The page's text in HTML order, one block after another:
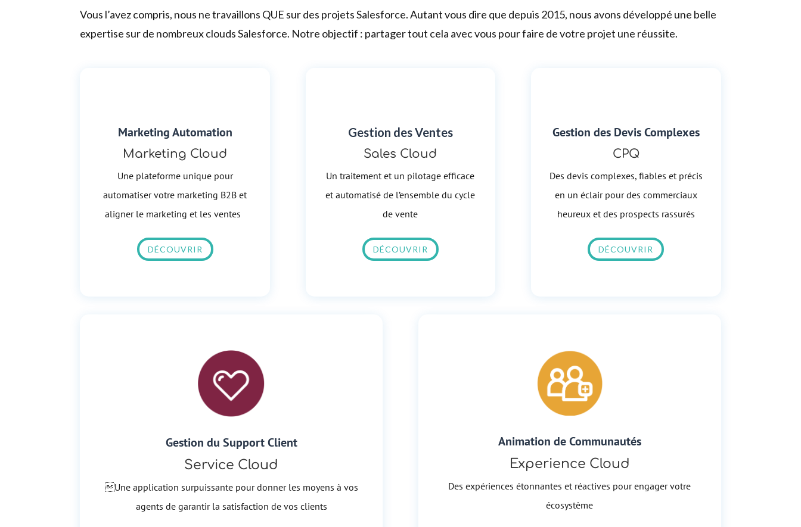
Vous l’avez compris, nous ne travaillons QUE sur des projets Salesforce. Autant vous dire que depuis 2015, nous avons développé une belle
expertise sur de nombreux clouds Salesforce. Notre objectif : partager tout cela avec vous pour faire de votre projet une réussite.
Marketing Automation
Marketing Cloud
Une plateforme unique pour
automatiser votre marketing B2B et
aligner le marketing et les ventes
DÉCOUVRIR
Gestion des Ventes
Sales Cloud
Un traitement et un pilotage efficace
et automatisé de l’ensemble du cycle
de vente
DÉCOUVRIR
Gestion des Devis Complexes
CPQ
Des devis complexes, fiables et précis
en un éclair pour des commerciaux
heureux et des prospects rassurés
DÉCOUVRIR
Gestion du Support Client
Service Cloud
Une application surpuissante pour donner les moyens à vos
agents de garantir la satisfaction de vos clients
Animation de Communautés
Experience Cloud
Des expériences étonnantes et réactives pour engager votre
écosystème